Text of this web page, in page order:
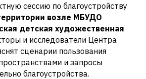
сессию по благоустройству
возле МБУДО
детская художественная
и исследователи Центра
сценарии пользования
и запросы
благоустройства.